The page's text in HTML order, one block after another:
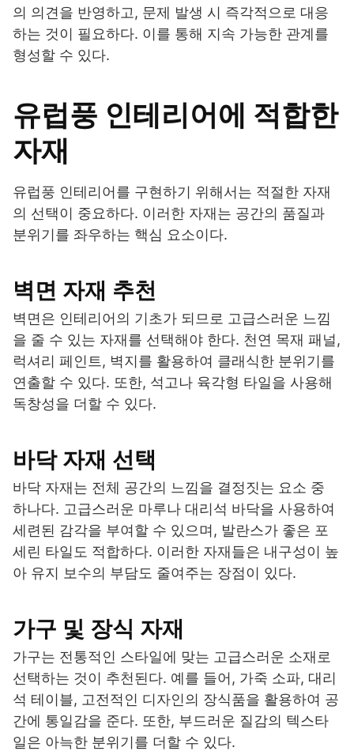
의 의견을 반영하고, 문제 발생 시 즉각적으로 대응
하는 것이 필요하다. 이를 통해 지속 가능한 관계를
형성할 수 있다.
유럽풍 인테리어에 적합한
자재
유럽풍 인테리어를 구현하기 위해서는 적절한 자재
의 선택이 중요하다. 이러한 자재는 공간의 품질과
분위기를 좌우하는 핵심 요소이다.
벽면 자재 추천
벽면은 인테리어의 기초가 되므로 고급스러운 느낌
을 줄 수 있는 자재를 선택해야 한다. 천연 목재 패널,
럭셔리 페인트, 벽지를 활용하여 클래식한 분위기를
연출할 수 있다. 또한, 석고나 육각형 타일을 사용해
독창성을 더할 수 있다.
바닥 자재 선택
바닥 자재는 전체 공간의 느낌을 결정짓는 요소 중
하나다. 고급스러운 마루나 대리석 바닥을 사용하여
세련된 감각을 부여할 수 있으며, 발란스가 좋은 포
세린 타일도 적합하다. 이러한 자재들은 내구성이 높
아 유지 보수의 부담도 줄여주는 장점이 있다.
가구 및 장식 자재
가구는 전통적인 스타일에 맞는 고급스러운 소재로
선택하는 것이 추천된다. 예를 들어, 가죽 소파, 대리
석 테이블, 고전적인 디자인의 장식품을 활용하여 공
간에 통일감을 준다. 또한, 부드러운 질감의 텍스타
일은 아늑한 분위기를 더할 수 있다.